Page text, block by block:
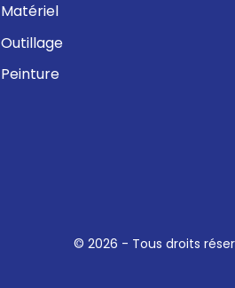
Matériel
Outillage
Peinture
© 2026 - Tous droits